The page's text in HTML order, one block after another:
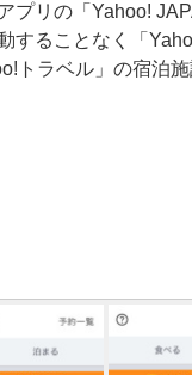
プリの「Yahoo!
することなく「
トラベル」の宿泊施